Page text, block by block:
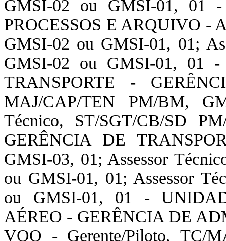
GMSI-02 ou GMSI-01, 01
PROCESSOS E ARQUIVO -
GMSI-02 ou GMSI-01, 01;
GMSI-02 ou GMSI-01, 01
TRANSPORTE -
MAJ/CAP/TEN PM/BM,
Técnico, ST/SGT/CB/SD
GERÊNCIA DE
GMSI-03, 01; Assessor
ou GMSI-01, 01; Assessor
ou GMSI-01, 01 -
AÉREO - GERÊNCIA DE
VOO - Gerente/Piloto, TC/